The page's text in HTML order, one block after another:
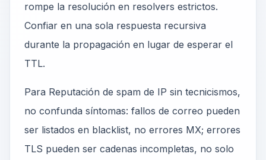
rompe la resolución en resolvers estrictos.
Confiar en una sola respuesta recursiva
durante la propagación en lugar de esperar el
TTL.
Para Reputación de spam de IP sin tecnicismos,
no confunda síntomas: fallos de correo pueden
ser listados en blacklist, no errores MX; errores
TLS pueden ser cadenas incompletas, no solo